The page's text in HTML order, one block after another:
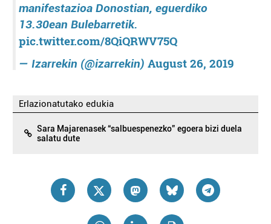
manifestazioa Donostian, eguerdiko
13.30ean Bulebarretik.
pic.twitter.com/8QiQRWV75Q
— Izarrekin (@izarrekin)August 26, 2019
Erlazionatutako edukia
Sara Majarenasek “salbuespenezko” egoera bizi duela
salatu dute